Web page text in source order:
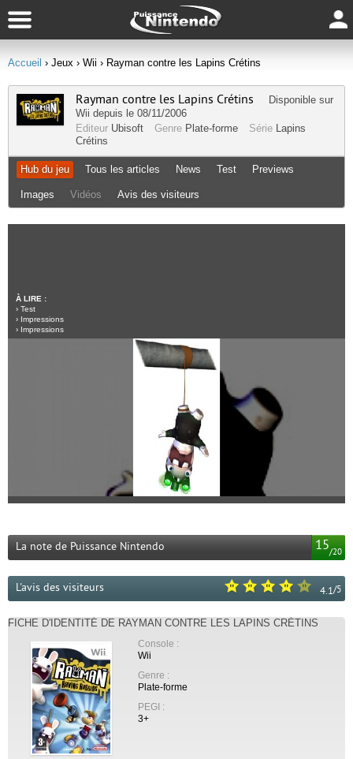
Accueil › Jeux › Wii › Rayman contre les Lapins Crétins
Rayman contre les Lapins Crétins
Disponible sur
Wii depuis le 08/11/2006
Editeur Ubisoft Genre Plate-forme Série Lapins
Crétins
Hub du jeu Tous les articles News Test Previews
Images Vidéos Avis des visiteurs
À LIRE :
› Test
› Impressions
› Impressions
15/20
La note de Puissance Nintendo
4.1/5
L'avis des visiteurs
FICHE D'IDENTITÉ DE RAYMAN CONTRE LES LAPINS CRÉTINS
Console :
Wii
Genre :
Plate-forme
PEGI :
3+